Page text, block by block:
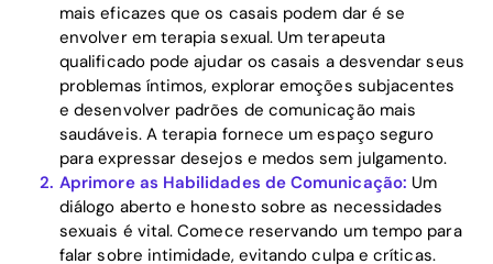
Home
Blog
mais eficazes que os casais podem dar é se
envolver em terapia sexual. Um terapeuta
qualificado pode ajudar os casais a desvendar seus
problemas íntimos, explorar emoções subjacentes
e desenvolver padrões de comunicação mais
saudáveis. A terapia fornece um espaço seguro
para expressar desejos e medos sem julgamento.
Aprimore as Habilidades de Comunicação: Um
diálogo aberto e honesto sobre as necessidades
sexuais é vital. Comece reservando um tempo para
falar sobre intimidade, evitando culpa e críticas.